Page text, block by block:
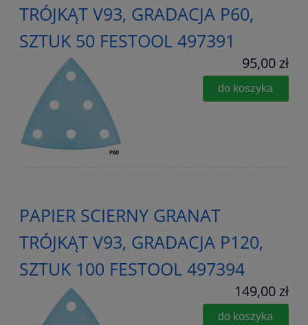
TRÓJKĄT V93, GRADACJA P60,
SZTUK 50 FESTOOL 497391
95,00 zł
do koszyka
PAPIER SCIERNY GRANAT
TRÓJKĄT V93, GRADACJA P120,
SZTUK 100 FESTOOL 497394
149,00 zł
do koszyka